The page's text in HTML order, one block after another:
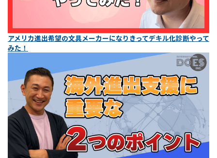
アメリカ進出希望の文具メーカーになりきってデキル化診断やって
みた！